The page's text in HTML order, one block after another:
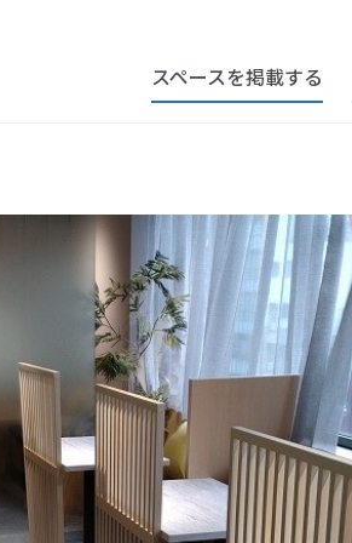
スペースを掲載する